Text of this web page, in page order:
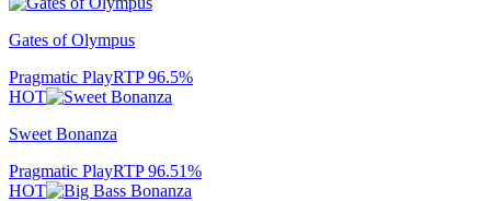
Gates of Olympus
Pragmatic PlayRTP96.5%
HOT
Sweet Bonanza
Pragmatic PlayRTP96.51%
HOT